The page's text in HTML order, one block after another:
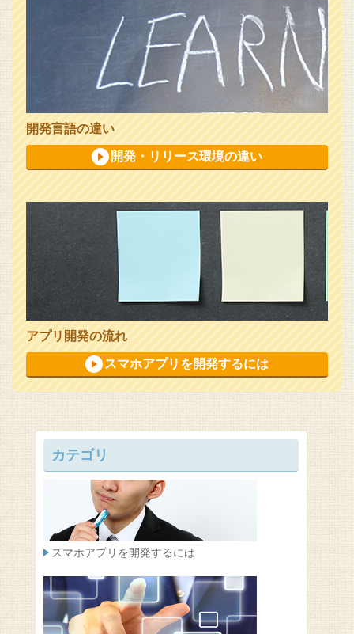
開発言語の違い
開発・リリース環境の違い
アプリ開発の流れ
スマホアプリを開発するには
カテゴリ
スマホアプリを開発するには